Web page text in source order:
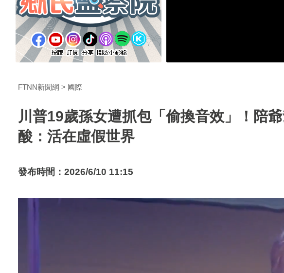
FTNN新聞網 國際
川普19歲孫女遭抓包「偷換音效」！陪
酸：活在虛假世界
發布時間：2026/6/10 11:15